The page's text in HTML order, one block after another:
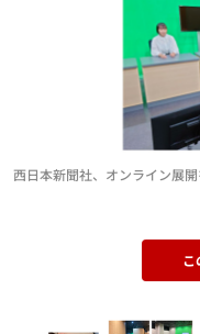
西日本新聞社、オンライン展
こ